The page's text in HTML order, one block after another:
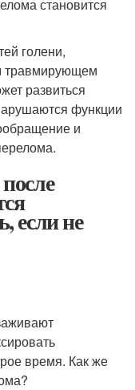
становится
голени,
травмирующем
развиться
функции
и
если не
время. Как же